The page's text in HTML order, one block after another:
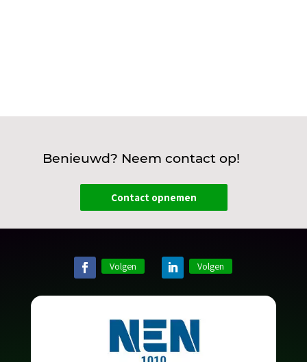
Benieuwd? Neem contact op!
Contact opnemen
Volgen Volgen